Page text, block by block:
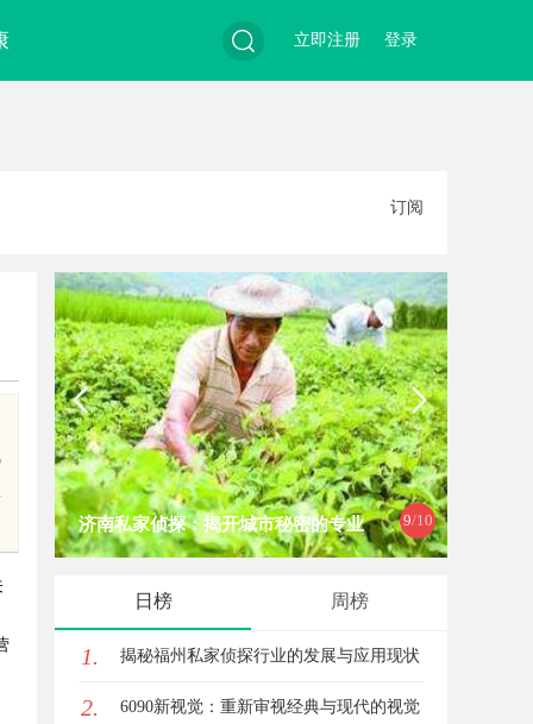
索
登录
立即注册
订阅
9/10
济南私家侦探：揭开城市秘密的专业
日榜 周榜
1. 揭秘福州私家侦探行业的发展与应用现状
2. 6090新视觉：重新审视经典与现代的视觉